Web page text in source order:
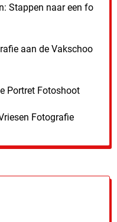
Stappen naar een fo
aan de Vakschoo
Portret Fotoshoot
Fotografie